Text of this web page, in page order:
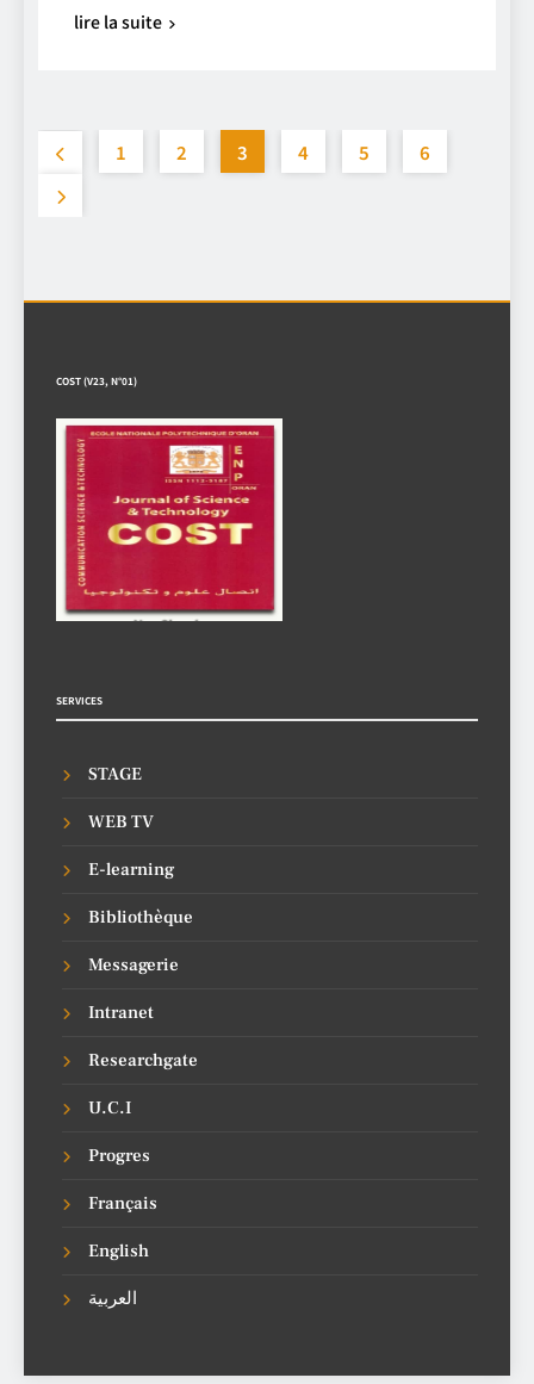
lire la suite
1 2 3 4 5 6
COST (V23, N°01)
SERVICES
STAGE
WEB TV
E-learning
Bibliothèque
Messagerie
Intranet
Researchgate
U.C.I
Progres
Français
English
العربية